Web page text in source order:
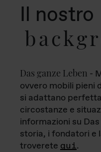
Il nostro
Das ganze Leben -
ovvero mobili pieni
si adattano
circostanze e
informazioni su
storia, i fondatori e
troverete qui.